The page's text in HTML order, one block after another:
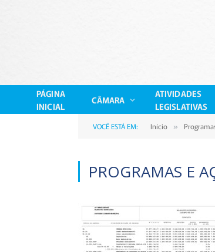
PÁGINA
INICIAL
CÂMARA
ATIVIDADES
LEGISLATIVAS
VOCÊ ESTÁ EM: Início »
PROGRAMAS E